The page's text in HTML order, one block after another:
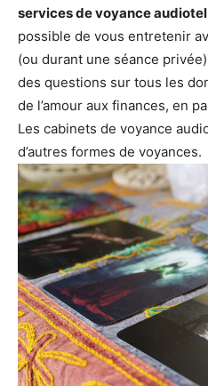
services de voyance audiotel
possible de vous entretenir
(ou durant une séance
des questions sur tous les
de l’amour aux finances, en
Les cabinets de voyance
d’autres formes de voyances.